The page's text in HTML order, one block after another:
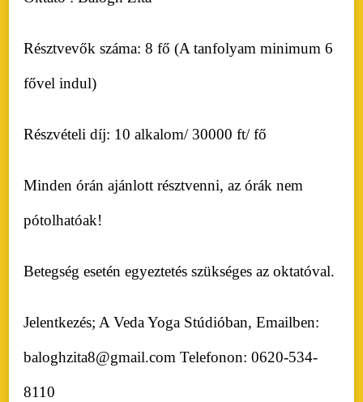
Résztvevők száma: 8 fő (A tanfolyam minimum 6
fővel indul)
Részvételi díj: 10 alkalom/ 30000 ft/ fő
Minden órán ajánlott résztvenni, az órák nem
pótolhatóak!
Betegség esetén egyeztetés szükséges az oktatóval.
Jelentkezés; A Veda Yoga Stúdióban, Emailben:
baloghzita8@gmail.com Telefonon: 0620-534-
8110